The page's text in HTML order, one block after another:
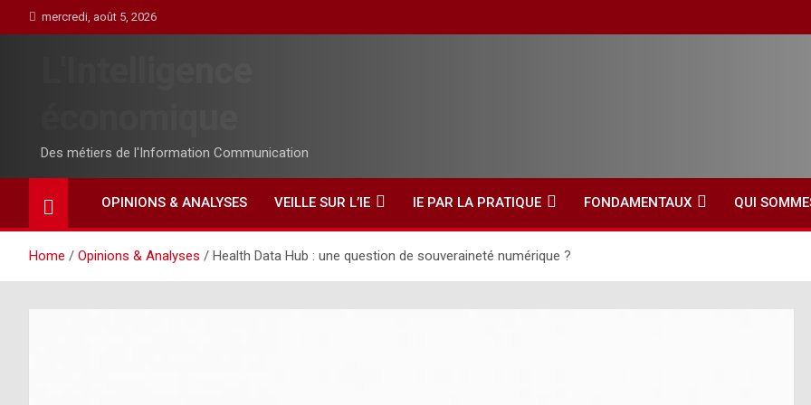
to
mercredi, août 5, 2026
Des métiers de l'Information Communication
OPINIONS & ANALYSES VEILLE SUR L’IE IE PAR LA PRATIQUE FONDAMENTAUX QUI
Home Opinions & Analyses Health Data Hub : une question de souveraineté numérique ?